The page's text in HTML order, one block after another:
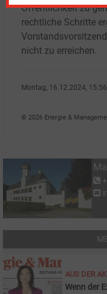
Öffentlichkeit zu
rechtliche Schritte
nicht zu erreichen.
Montag, 16.12.2024,
© 2026 Energie &
AUS DER
Wenn der